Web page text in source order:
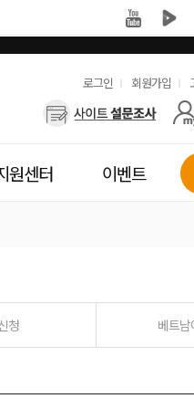
유
용
로그인 회원가입
사
자
메
원센터 이벤트
청 베트